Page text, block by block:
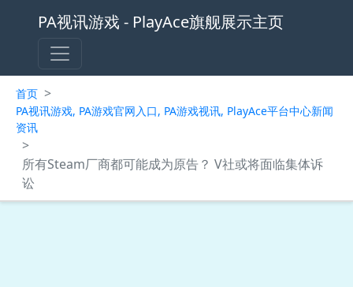
PA视讯游戏 - PlayAce旗舰展示主页
首页 >
PA视讯游戏, PA游戏官网入口, PA游戏视讯, PlayAce平台中心新闻
资讯
>
所有Steam厂商都可能成为原告？ V社或将面临集体诉
讼